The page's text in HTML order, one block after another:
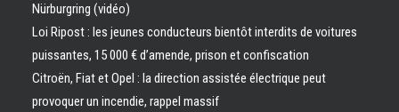
Nürburgring (vidéo)
Loi Ripost : les jeunes conducteurs bientôt interdits de voitures
puissantes, 15 000 € d’amende, prison et confiscation
Citroën, Fiat et Opel : la direction assistée électrique peut
provoquer un incendie, rappel massif